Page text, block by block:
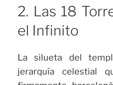
2. Las 18
el Infinito
La silueta del
jerarquía celestial